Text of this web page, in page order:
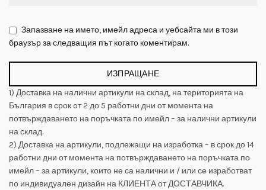
Запазване на името, имейл адреса и уебсайта ми в този
браузър за следващия път когато коментирам.
1) Доставка на налични артикули на склад, на територията на
България в срок oт 2 до 5 работни дни от момента на
потвърждаването на поръчката по имейл – за налични артикули
на склад.
2) Доставка на артикули, подлежащи на изработка – в срок до 14
работни дни от момента на потвърждаването на поръчката по
имейл – за артикули, които не са налични и / или се изработват
по индивидуален дизайн на КЛИЕНТА от ДОСТАВЧИКА.